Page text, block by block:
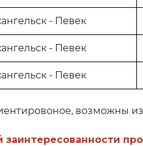
- Певек
- Певек
- Певек
возможны